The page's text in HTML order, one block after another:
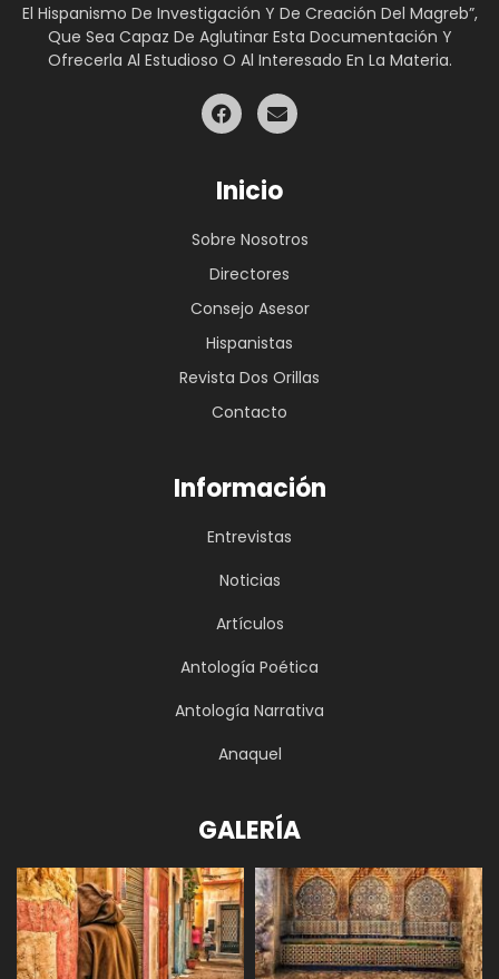
El Hispanismo De Investigación Y De Creación Del Magreb”,
Que Sea Capaz De Aglutinar Esta Documentación Y
Ofrecerla Al Estudioso O Al Interesado En La Materia.
Inicio
Sobre Nosotros
Directores
Consejo Asesor
Hispanistas
Revista Dos Orillas
Contacto
Información
Entrevistas
Noticias
Artículos
Antología Poética
Antología Narrativa
Anaquel
GALERÍA